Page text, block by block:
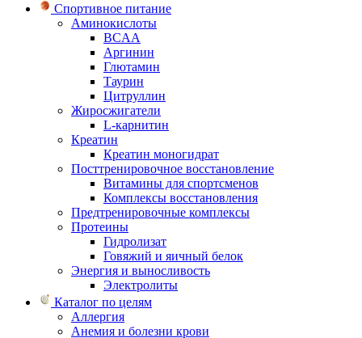
Спортивное питание
Аминокислоты
BCAA
Аргинин
Глютамин
Таурин
Цитруллин
Жиросжигатели
L-карнитин
Креатин
Креатин моногидрат
Посттренировочное восстановление
Витамины для спортсменов
Комплексы восстановления
Предтренировочные комплексы
Протеины
Гидролизат
Говяжий и яичный белок
Энергия и выносливость
Электролиты
Каталог по целям
Аллергия
Анемия и болезни крови